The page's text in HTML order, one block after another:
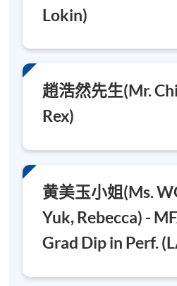
Lokin)
趙浩然先生(Mr.
Rex)
黄美玉小姐(Ms.
Yuk, Rebecca) -
Grad Dip in Perf.